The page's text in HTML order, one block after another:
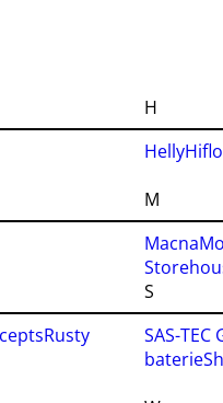
H
HellyHiflo
M
Macna
Rusty
S
SAS-TEC
baterie